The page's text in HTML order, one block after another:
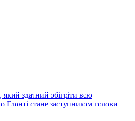
здатний обігріти всю
Глонті стане заступником голови